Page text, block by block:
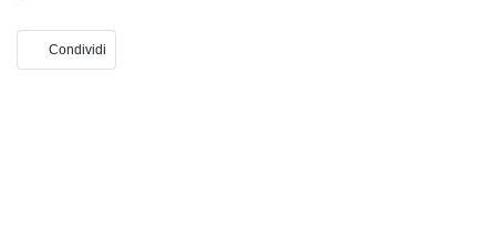
Condividi